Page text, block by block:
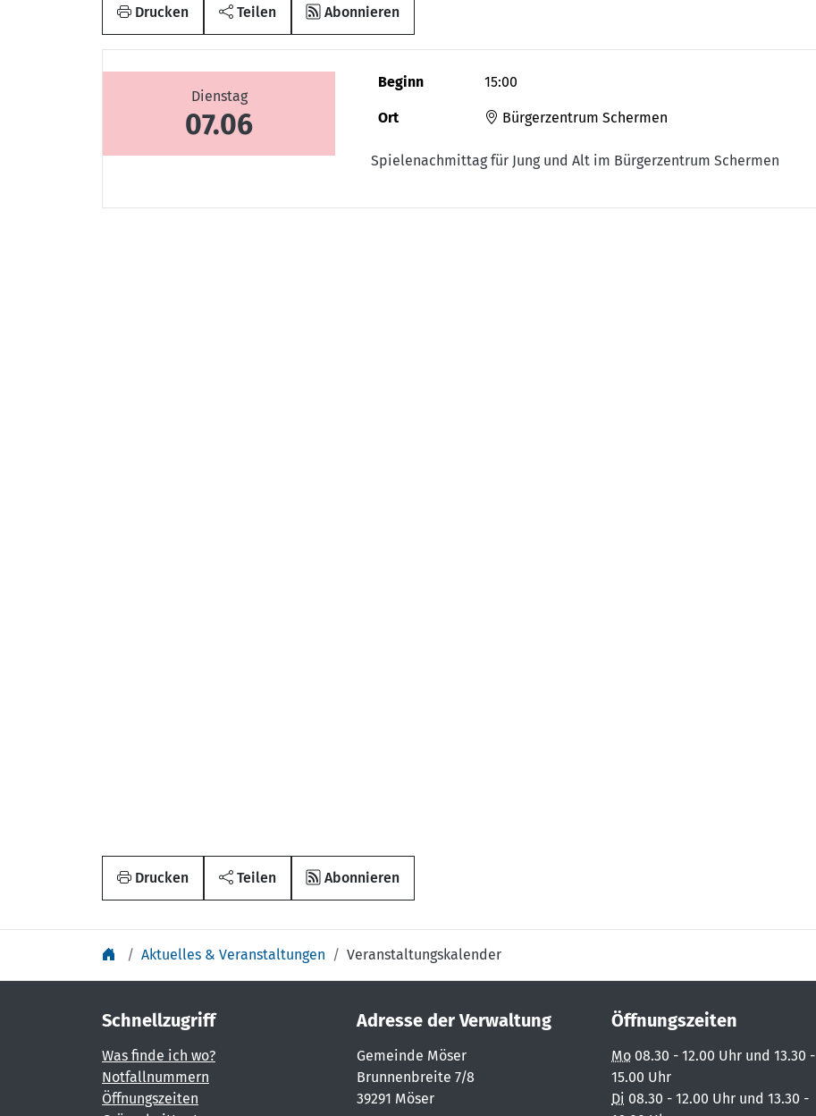
Drucken Teilen Abonnieren
Dienstag
07.06
Beginn 15:00
Ort Bürgerzentrum Schermen
Spielenachmittag für Jung und Alt im Bürgerzentrum Schermen
Drucken Teilen Abonnieren
Aktuelles & Veranstaltungen Veranstaltungskalender
Schnellzugriff
Was finde ich wo?
Notfallnummern
Öffnungszeiten
Adresse der Verwaltung
Gemeinde Möser
Brunnenbreite 7/8
39291 Möser
Öffnungszeiten
Mo 08.30 - 12.00 Uhr und 13.30 -
15.00 Uhr
Di 08.30 - 12.00 Uhr und 13.30 -